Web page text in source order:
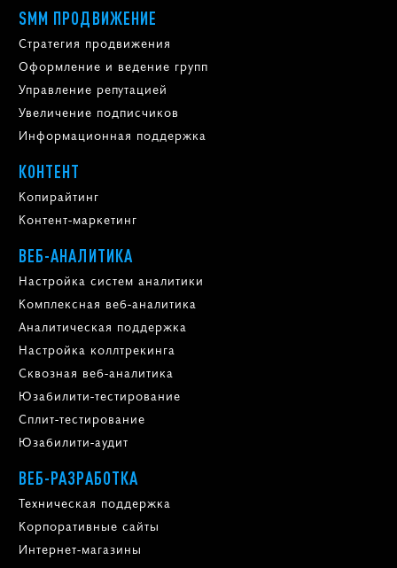
SMM ПРОДВИЖЕНИЕ
Стратегия продвижения
Оформление и ведение групп
Управление репутацией
Увеличение подписчиков
Информационная поддержка
КОНТЕНТ
Копирайтинг
Контент-маркетинг
ВЕБ-АНАЛИТИКА
Настройка систем аналитики
Комплексная веб-аналитика
Аналитическая поддержка
Настройка коллтрекинга
Сквозная веб-аналитика
Юзабилити-тестирование
Сплит-тестирование
Юзабилити-аудит
ВЕБ-РАЗРАБОТКА
Техническая поддержка
Корпоративные сайты
Интернет-магазины